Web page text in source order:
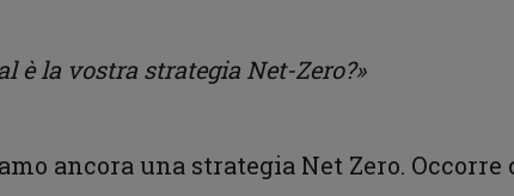
è la vostra strategia Net-Zero?»
ancora una strategia Net Zero.